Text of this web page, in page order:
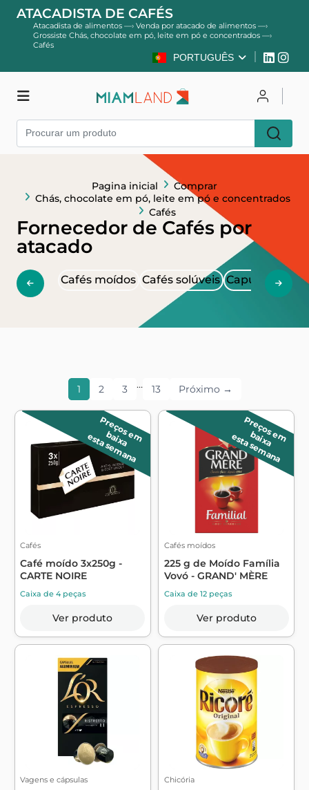
ATACADISTA DE CAFÉS
Atacadista de alimentos —› Venda por atacado de alimentos —›
Grossiste Chás, chocolate em pó, leite em pó e concentrados —›
Cafés
PORTUGUÊS
Pagina inicial
Comprar
Chás, chocolate em pó, leite em pó e concentrados
Cafés
Fornecedor de Cafés por
atacado
Cafés moídos Cafés solúveis Capuccinos
1 2 3 … 13 Próximo →
P
r
e
ç
o
s
e
m
b
a
ix
a
esta semana
Cafés
Café moído 3x250g -
CARTE NOIRE
Caixa de 4 peças
Ver produto
P
r
e
ç
o
s
e
m
b
a
ix
a
esta semana
Cafés moídos
225 g de Moído Família
Vovó - GRAND' MÈRE
Caixa de 12 peças
Ver produto
Vagens e cápsulas Chicória
Comprar Entrar